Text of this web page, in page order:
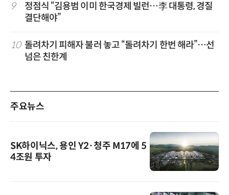
9
정점식 “김용범 이미 한국경제 빌런…李 대통령, 경질
결단해야”
10 돌려차기 피해자 불러 놓고 “돌려차기 한번 해라”…선
넘은 친한계
주요뉴스
SK하이닉스, 용인 Y2·청주 M17에 5
4조원 투자